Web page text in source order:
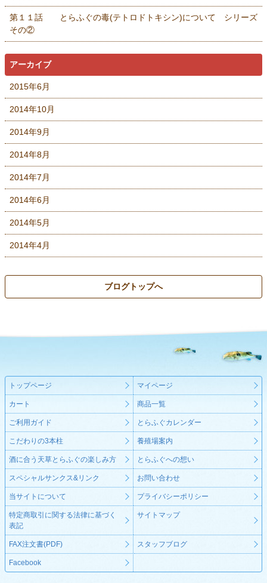
第１１話 とらふぐの毒(テトロドトキシン)について シリーズ
その②
アーカイブ
2015年6月
2014年10月
2014年9月
2014年8月
2014年7月
2014年6月
2014年5月
2014年4月
ブログトップへ
トップページ マイページ
カート 商品一覧
ご利用ガイド とらふぐカレンダー
こだわりの3本柱 養殖場案内
酒に合う天草とらふぐの楽しみ方 とらふぐへの想い
スペシャルサンクス&リンク お問い合わせ
当サイトについて プライバシーポリシー
特定商取引に関する法律に基づく
表記
サイトマップ
FAX注文書(PDF) スタッフブログ
Facebook